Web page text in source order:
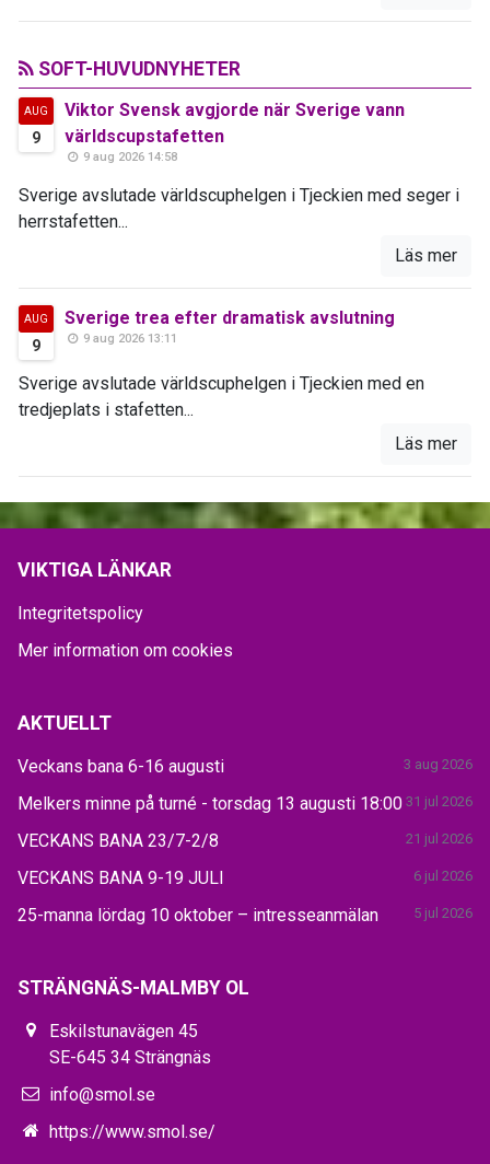
SOFT-HUVUDNYHETER
AUG
9
Viktor Svensk avgjorde när Sverige vann
världscupstafetten
9 aug 2026 14:58
Sverige avslutade världscuphelgen i Tjeckien med seger i
herrstafetten...
Läs mer
AUG
9
Sverige trea efter dramatisk avslutning
9 aug 2026 13:11
Sverige avslutade världscuphelgen i Tjeckien med en
tredjeplats i stafetten...
Läs mer
VIKTIGA LÄNKAR
Integritetspolicy
Mer information om cookies
AKTUELLT
Veckans bana 6-16 augusti 3 aug 2026
Melkers minne på turné - torsdag 13 augusti 18:00 31 jul 2026
VECKANS BANA 23/7-2/8 21 jul 2026
VECKANS BANA 9-19 JULI 6 jul 2026
25-manna lördag 10 oktober – intresseanmälan 5 jul 2026
STRÄNGNÄS-MALMBY OL
Eskilstunavägen 45
SE-645 34 Strängnäs
info@smol.se
https://www.smol.se/